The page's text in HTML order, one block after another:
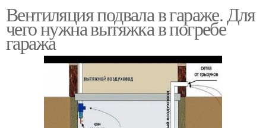
Вентиляция подвала в гараже. Для
чего нужна вытяжка в погребе
гаража